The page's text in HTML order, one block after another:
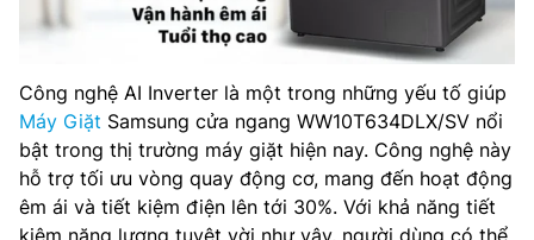
Công nghệ AI Inverter là một trong những yếu tố giúp
Máy Giặt Samsung cửa ngang WW10T634DLX/SV nổi
bật trong thị trường máy giặt hiện nay. Công nghệ này
hỗ trợ tối ưu vòng quay động cơ, mang đến hoạt động
êm ái và tiết kiệm điện lên tới 30%. Với khả năng tiết
kiệm năng lượng tuyệt vời như vậy, người dùng có thể